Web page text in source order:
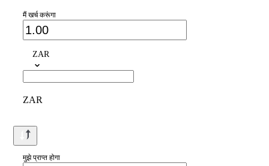
मैं खर्च करूंगा
ZAR
ZAR
मुझे प्राप्त होगा